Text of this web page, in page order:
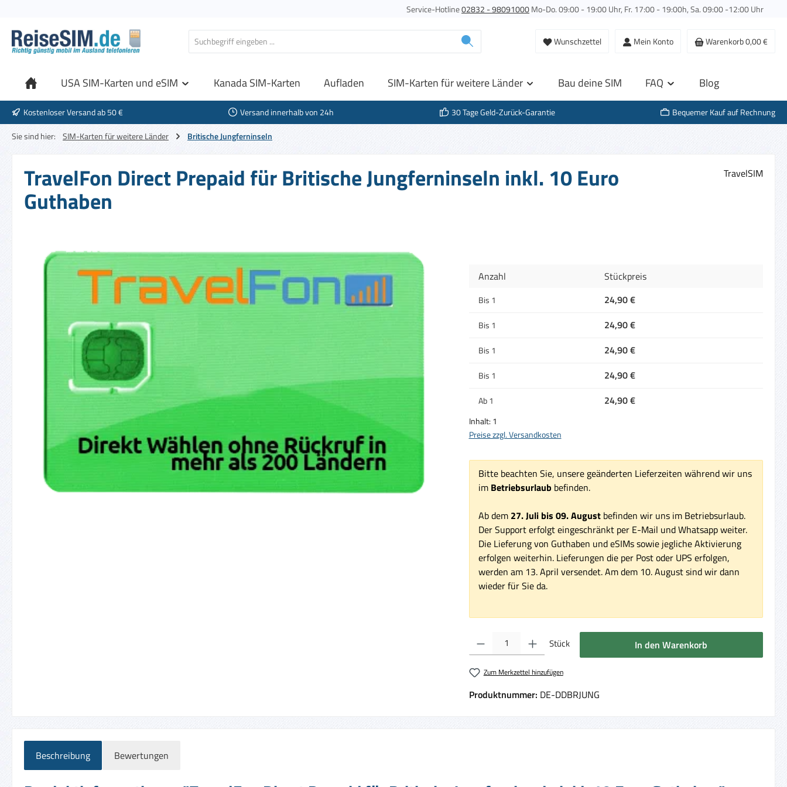
Service-Hotline02832 - 98091000Mo-Do. 09:00 - 19:00 Uhr, Fr. 17:00 - 19:00h, Sa. 09:00 -12:00 Uhr
Wunschzettel Mein Konto Warenkorb0,00 €
USA SIM-Karten und eSIM Kanada SIM-Karten Aufladen SIM-Karten für weitere Länder Bau deine SIM FAQ Blog
Kostenloser Versand ab 50 € Versand innerhalb von 24h 30 Tage Geld-Zurück-Garantie
Bequemer Kauf auf Rechnung
Sie sind hier:
SIM-Karten für weitere Länder Britische Jungferninseln
TravelFon Direct Prepaid für Britische Jungferninseln inkl. 10 Euro
Guthaben
TravelSIM
Bildergalerie überspringen
Anzahl
Stückpreis
Bis 1 24,90 €
Bis 1 24,90 €
Bis 1 24,90 €
Bis 1 24,90 €
Ab1 24,90 €
Inhalt: 1
Preise zzgl. Versandkosten
Bitte beachten Sie, unsere geänderten Lieferzeiten während wir uns
im Betriebsurlaub befinden.
Ab dem 27. Juli bis 09. Augustbefinden wir uns im Betriebsurlaub.
Der Support erfolgt eingeschränkt per E-Mail und Whatsapp weiter.
Die Lieferung von Guthaben und eSIMs sowie jegliche Aktivierung
erfolgen weiterhin. Lieferungen die per Post oder UPS erfolgen,
werden am 13. April versendet. Am dem 10. August sind wir dann
wieder für Sie da.
Produkt Anzahl: Gib den gewünschten Wert ein oder benutze die Schaltflächen um die
Stück In den Warenkorb
Zum Merkzettel hinzufügen
Produktnummer: DE-DDBRJUNG
Beschreibung Bewertungen